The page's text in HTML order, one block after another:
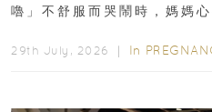
嚕」不舒服而哭鬧時，媽媽
29th July, 2026 ｜ In